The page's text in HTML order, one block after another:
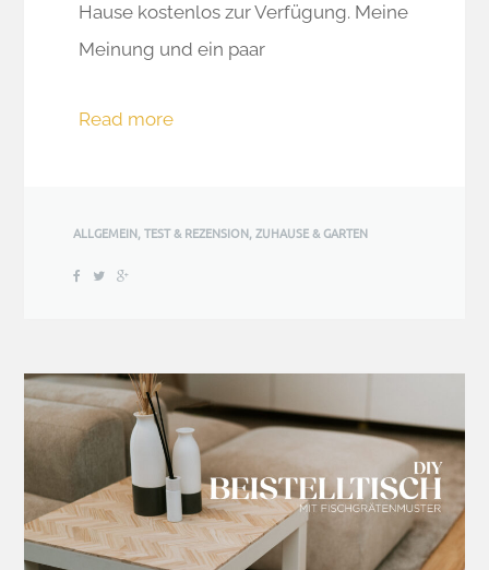
Hause kostenlos zur Verfügung. Meine
Meinung und ein paar
Read more
ALLGEMEIN,TEST & REZENSION,ZUHAUSE & GARTEN